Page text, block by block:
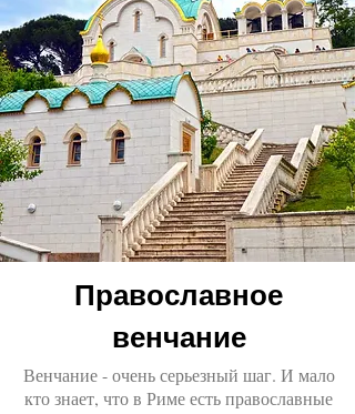
Православное
венчание
Венчание - очень серьезный шаг. И мало
кто знает, что в Риме есть православные